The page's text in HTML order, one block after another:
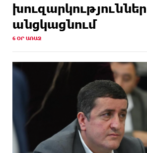
անցկացնում
6 ՕՐ ԱՌԱՋ